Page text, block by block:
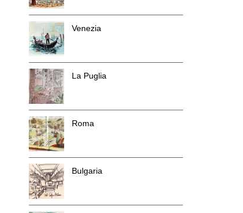
Venezia
La Puglia
Roma
Bulgaria